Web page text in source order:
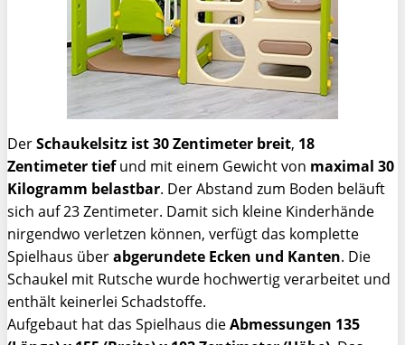
DerSchaukelsitz ist 30 Zentimeter breit, 18
Zentimeter tiefund mit einem Gewicht von maximal 30
Kilogramm belastbar. Der Abstand zum Boden beläuft
sich auf 23 Zentimeter. Damit sich kleine Kinderhände
nirgendwo verletzen können, verfügt das komplette
Spielhaus überabgerundete Ecken und Kanten. Die
Schaukel mit Rutsche wurde hochwertig verarbeitet und
enthält keinerlei Schadstoffe.
Aufgebaut hat das Spielhaus dieAbmessungen 135